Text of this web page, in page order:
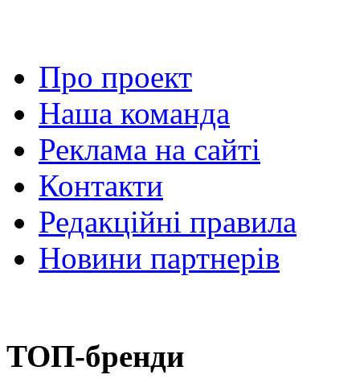
Про проект
Наша команда
Реклама на сайті
Контакти
Редакційні правила
Новини партнерів
ТОП-бренди